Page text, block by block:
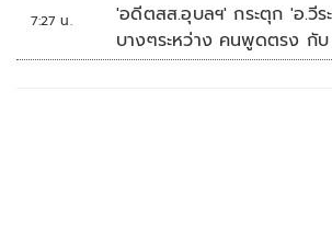
7:27 น.
'อดีตสส.อุบลฯ' กระตุก 'อ.วีระ' คนเรามีเส้นแ
บางๆระหว่าง คนพูดตรง กั